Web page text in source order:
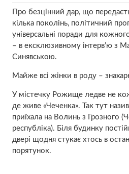
Про безцінний дар, що
кілька поколінь, політичний
універсальні поради для
– в ексклюзивному інтерв’ю з
Синявською.
Майже всі жінки в роду –
У містечку Рожище ледве не
де живе «Чеченка». Так тут
приїхала на Волинь з Грозного
республіка). Біля будинку
двері щодня стукає хтось в
порятунок.